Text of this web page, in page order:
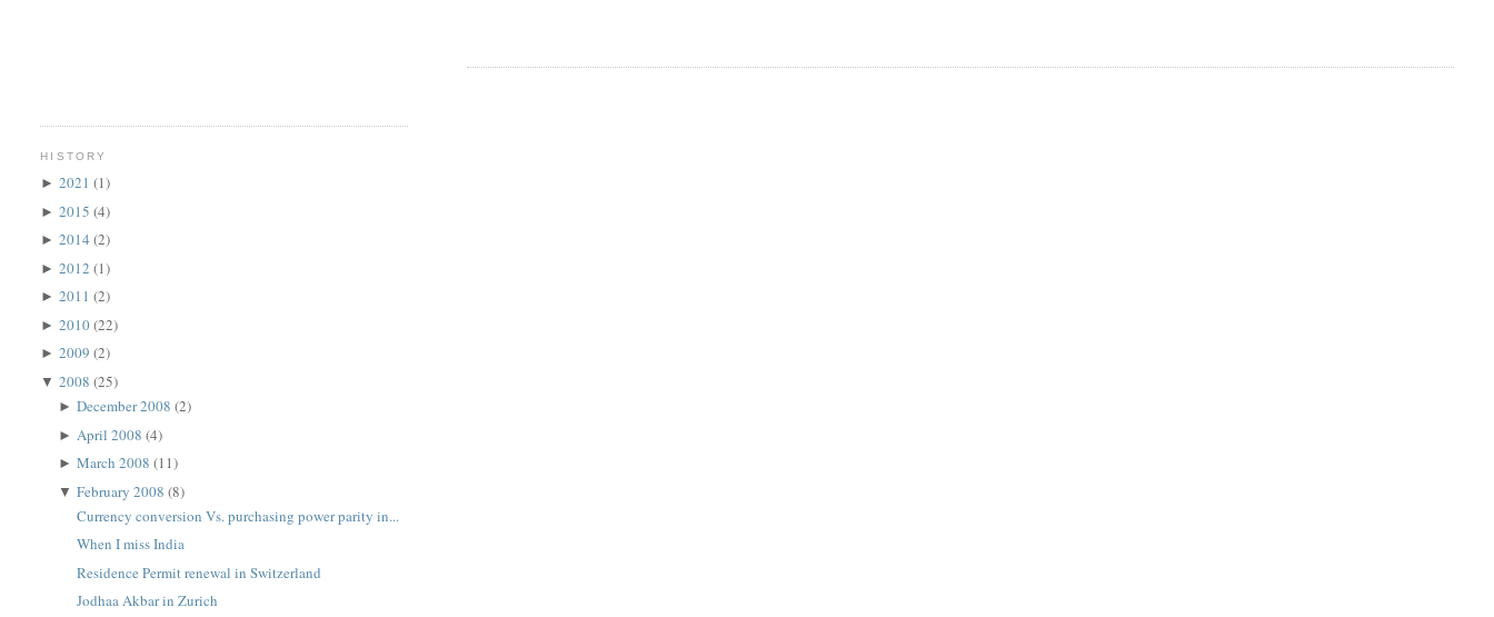
HISTORY
►2021(1)
►2015(4)
►2014(2)
►2012(1)
►2011(2)
►2010(22)
►2009(2)
▼2008(25)
►December 2008(2)
► April 2008(4)
►March 2008(11)
▼February 2008(8)
Currency conversion Vs. purchasing power parity in...
When I miss India
Residence Permit renewal in Switzerland
Jodhaa Akbar in Zurich